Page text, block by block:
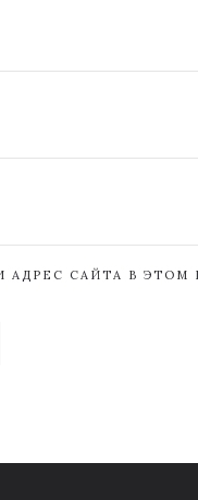
АДРЕС САЙТА В